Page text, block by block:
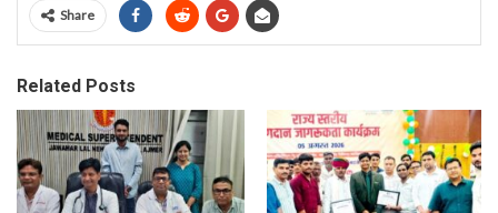
Share
Related Posts